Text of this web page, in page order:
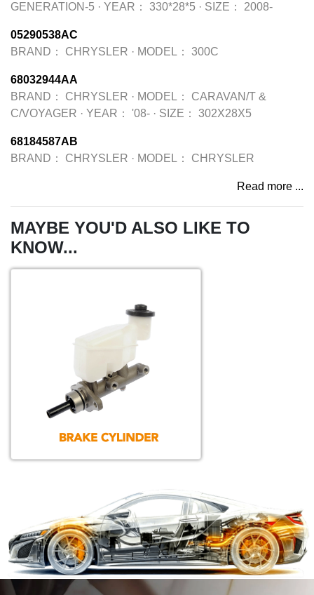
GENERATION-5 · YEAR： 330*28*5 · SIZE： 2008-
05290538AC
BRAND：
CHRYSLER · MODEL： 300C
68032944AA
BRAND：
CHRYSLER · MODEL：
CARAVAN/T &
C/VOYAGER · YEAR： '08- · SIZE： 302X28X5
68184587AB
BRAND：
CHRYSLER · MODEL： CHRYSLER
Read more ...
MAYBE YOU'D ALSO LIKE TO
KNOW...